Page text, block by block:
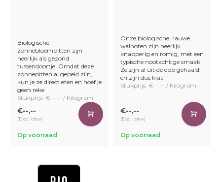
Biologische
zonnebloempitten zijn
heerlijk als gezond
tussendoortje. Omdat deze
zonnepitten al gepeld zijn,
kun je ze direct eten en hoef je
geen reke
Stukprijs: €--,-- / Kilogram
€--,--
(Excl. btw)
Op voorraad
Onze biologische, rauwe
walnoten zijn heerlijk
knapperig en romig, met een
typische nootachtige smaak.
Ze zijn al uit de dop gehaald,
en zijn dus klaa
Stukprijs: €--,-- / Kilogram
€--,--
(Excl. btw)
Op voorraad